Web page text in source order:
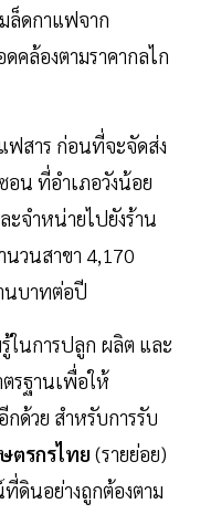
ล็ดกาแฟจาก
คล้องตามราคากลไก
สาร ก่อนที่จะจัดส่ง
อน ที่อำเภอวังน้อย
ะจำหน่ายไปยังร้าน
วนสาขา 4,170
นบาทต่อปี
นการปลูก ผลิต และ
รฐานเพื่อให้
ด้วย สำหรับการรับ
ตรกรไทย (รายย่อย)
ดินอย่างถูกต้องตาม